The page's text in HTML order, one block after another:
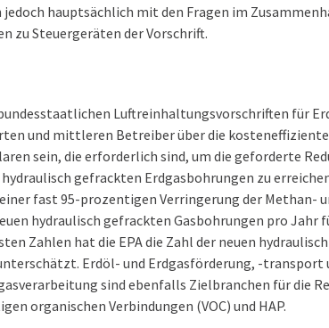
hauptsächlich mit den Fragen im
zu Steuergeräten der Vorschrift.
Luftreinhaltungsvorschriften für
und mittleren Betreiber über die
sein, die erforderlich sind, um die geforderte
gefrackten Erdgasbohrungen zu
fast 95-prozentigen Verringerung der Methan-
hydraulisch gefrackten Gasbohrungen pro Jahr
Zahlen hat die EPA die Zahl der neuen hydraulisch
Erdöl- und Erdgasförderung, -transport
sind ebenfalls Zielbranchen für die
organischen Verbindungen (VOC) und HAP.